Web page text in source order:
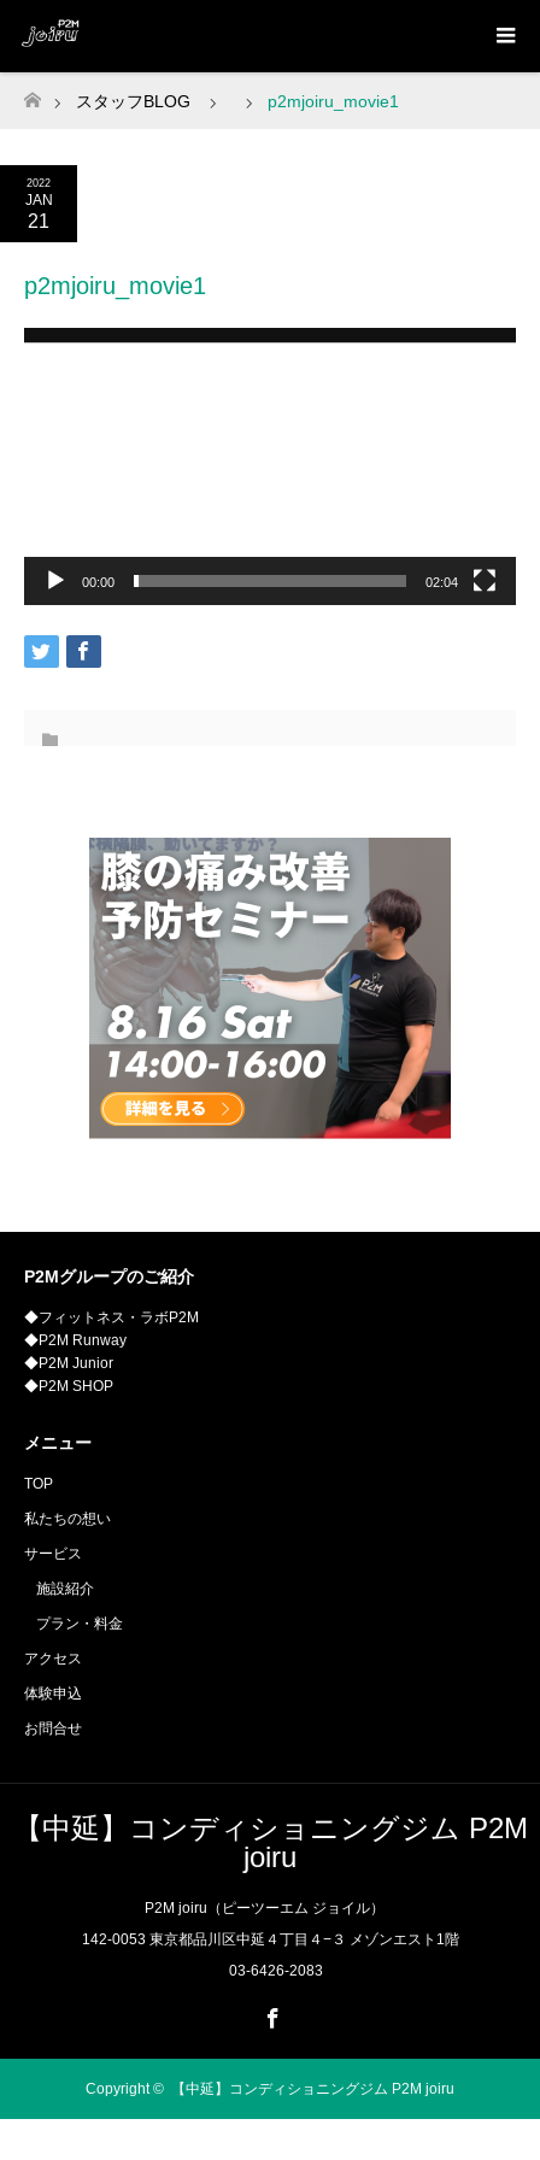
ホーム
スタッフBLOG p2mjoiru_movie1
2022
JAN
21
p2mjoiru_movie1
00:00 02:04
P2Mグループのご紹介
◆フィットネス・ラボP2M
◆P2M Runway
◆P2M Junior
◆P2M SHOP
メニュー
TOP
私たちの想い
サービス
施設紹介
プラン・料金
アクセス
体験申込
お問合せ
【中延】コンディショニングジム P2M
joiru
P2M joiru（ピーツーエム ジョイル）
142-0053 東京都品川区中延４丁目４−３ メゾンエスト1階
03-6426-2083
Copyright © 【中延】コンディショニングジム P2M joiru